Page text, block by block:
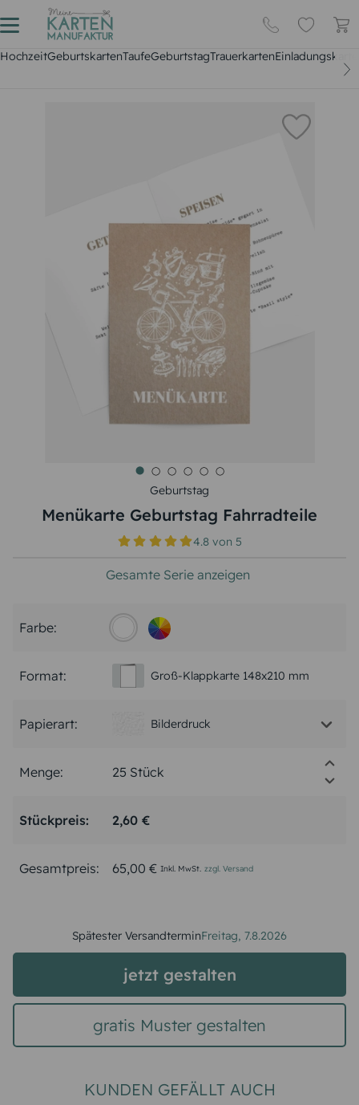
HochzeitGeburtskartenTaufeGeburtstagTrauerkarten
Geburtstag
Menükarte Geburtstag Fahrradteile
4.8 von5
Gesamte Serie anzeigen
Farbe:
Format: Groß-Klappkarte 148x210 mm
Papierart: Bilderdruck
Menge:
Stückpreis: 2,60 €
Gesamtpreis: 65,00 € Inkl. MwSt. zzgl. Versand
Spätester VersandterminFreitag, 7.8.2026
jetzt gestalten
gratis Muster gestalten
KUNDEN GEFÄLLT AUCH